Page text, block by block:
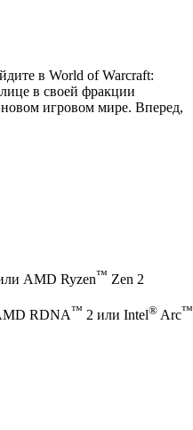
в World of Warcraft:
в своей фракции
игровом мире. Вперед,
AMD Ryzen™ Zen 2
RDNA™ 2 или Intel® Arc™